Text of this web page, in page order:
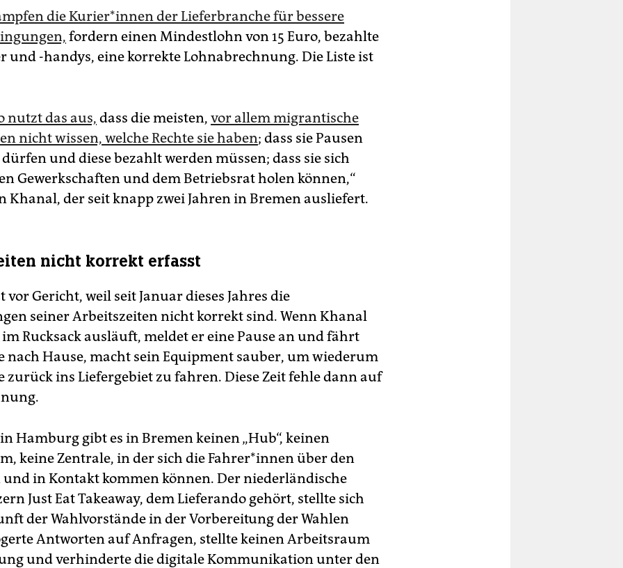
die Ku­rie­r*in­nen der Lieferbranche für bessere
fordern einen Mindestlohn von 15 Euro, bezahlte
und -handys, eine korrekte Lohnabrechnung. Die Liste ist
nutzt das aus, dass die meisten, vor allem migrantische
nicht wissen, welche Rechte sie haben; dass sie Pausen
und diese bezahlt werden müssen; dass sie sich
Gewerkschaften und dem Betriebsrat holen können,“
Khanal, der seit knapp zwei Jahren in Bremen ausliefert.
nicht korrekt erfasst
vor Gericht, weil seit Januar dieses Jahres die
seiner Arbeitszeiten nicht korrekt sind. Wenn Khanal
im Rucksack ausläuft, meldet er eine Pause an und fährt
nach Hause, macht sein Equipment sauber, um wiederum
zurück ins Liefergebiet zu fahren. Diese Zeit fehle dann auf
Hamburg gibt es in Bremen keinen „Hub“, keinen
keine Zentrale, in der sich die Fah­re­r*in­nen über den
und in Kontakt kommen können. Der niederländische
Just Eat Takeaway, dem Lieferando gehört, stellte sich
der Wahlvorstände in der Vorbereitung der Wahlen
Antworten auf Anfragen, stellte keinen Arbeitsraum
und verhinderte die digitale Kommunikation unter den